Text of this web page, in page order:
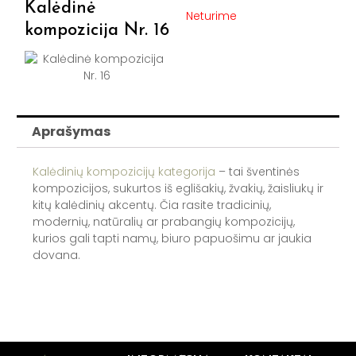
Kalėdinė
kompozicija Nr. 16
Neturime
Aprašymas
Kalėdinių kompozicijų kategorija – tai šventinės
kompozicijos, sukurtos iš eglišakių, žvakių, žaisliukų ir
kitų kalėdinių akcentų. Čia rasite tradicinių,
modernių, natūralių ar prabangių kompozicijų,
kurios gali tapti namų, biuro papuošimu ar jaukia
dovana.